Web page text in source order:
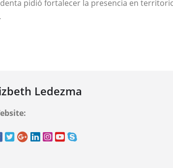
pidió fortalecer la presencia en
Ledezma